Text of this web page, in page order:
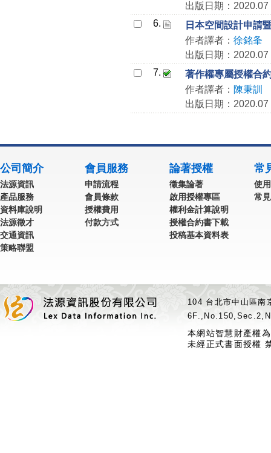
出版日期：2020.07
6.
日本空間設計申請
作者譯者： 徐銘夆
出版日期：2020.07
7.
著作權專屬授權合
作者譯者： 陳秉訓
出版日期：2020.07
公司簡介
法源資訊
產品服務
資料庫說明
法源徵才
交通資訊
策略聯盟
會員服務
申請流程
會員條款
授權費用
付款方式
論著授權
徵集論著
啟用授權專區
權利金計算說明
授權合約書下載
投稿基本資料表
常
使
常
104 台北市中山區
本網站智慧財產權
未經正式書面授權